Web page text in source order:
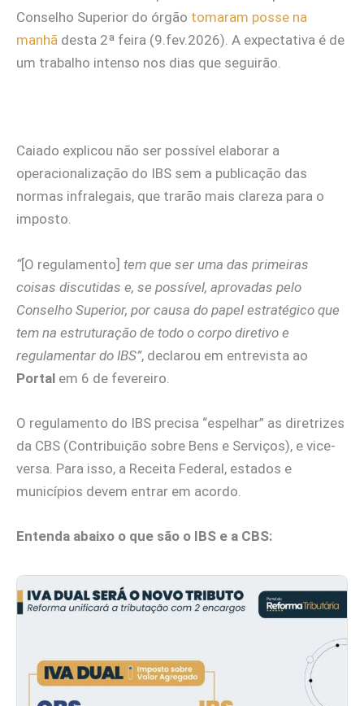
Conselho Superior do órgão tomaram posse na
manhã desta 2ª feira (9.fev.2026). A expectativa é de
um trabalho intenso nos dias que seguirão.
Caiado explicou não ser possível elaborar a
operacionalização do IBS sem a publicação das
normas infralegais, que trarão mais clareza para o
imposto.
“[O regulamento] tem que ser uma das primeiras
coisas discutidas e, se possível, aprovadas pelo
Conselho Superior, por causa do papel estratégico que
tem na estruturação de todo o corpo diretivo e
regulamentar do IBS”, declarou em entrevista ao
Portal em 6 de fevereiro.
O regulamento do IBS precisa “espelhar” as diretrizes
da CBS (Contribuição sobre Bens e Serviços), e vice-
versa. Para isso, a Receita Federal, estados e
municípios devem entrar em acordo.
Entenda abaixo o que são o IBS e a CBS: